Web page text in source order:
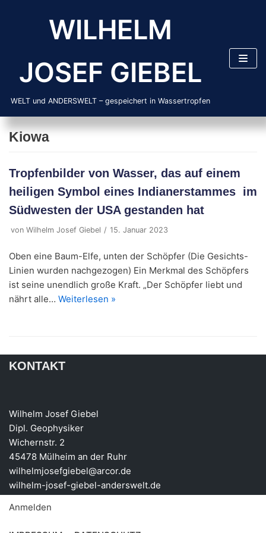
WILHELM
JOSEF GIEBEL
WELT und ANDERSWELT – gespeichert in Wassertropfen
Kiowa
Tropfenbilder von Wasser, das auf einem
heiligen Symbol eines Indianerstammes im
Südwesten der USA gestanden hat
von Wilhelm Josef Giebel 15. Januar 2023
Oben eine Baum-Elfe, unten der Schöpfer (Die Gesichts-
Linien wurden nachgezogen) Ein Merkmal des Schöpfers
ist seine unendlich große Kraft. „Der Schöpfer liebt und
nährt alle… Weiterlesen »
KONTAKT
Wilhelm Josef Giebel
Dipl. Geophysiker
Wichernstr. 2
45478 Mülheim an der Ruhr
wilhelmjosefgiebel@arcor.de
wilhelm-josef-giebel-anderswelt.de
Anmelden